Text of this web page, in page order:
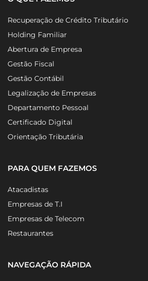
Recuperação de Crédito Tributário
Holding Familiar
Abertura de Empresa
Gestão Fiscal
Gestão Contábil
Legalização de Empresas
Departamento Pessoal
Certificado Digital
Orientação Tributária
PARA QUEM FAZEMOS
Atacadistas
Empresas de T.I
Empresas de Telecom
Restaurantes
NAVEGAÇÃO RÁPIDA